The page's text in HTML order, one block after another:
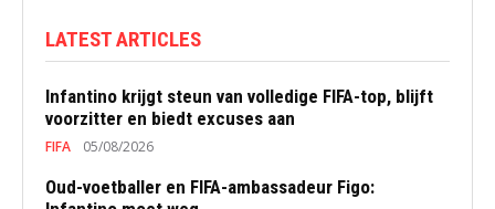
LATEST ARTICLES
Infantino krijgt steun van volledige FIFA-top, blijft
voorzitter en biedt excuses aan
FIFA 05/08/2026
Oud-voetballer en FIFA-ambassadeur Figo: